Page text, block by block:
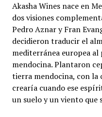
Akasha Wines nace en
dos visiones
Pedro Aznar y Fran
decidieron traducir el
mediterránea europea
mendocina. Plantaron
tierra mendocina, con la
crearía cuando ese
un suelo y un viento que